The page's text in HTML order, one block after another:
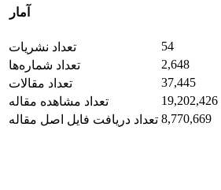
آمار
تعداد نشریات
54
تعداد شماره‌ها
2,648
تعداد مقالات
37,445
تعداد مشاهده مقاله
19,202,426
تعداد دریافت فایل اصل مقاله 8,770,669